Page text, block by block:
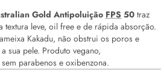
Gold Antipoluição FPS 50 traz
textura leve, oil free e de rápida absorção.
Kakadu, não obstrui os poros e
sua pele. Produto vegano,
parabenos e oxibenzona.